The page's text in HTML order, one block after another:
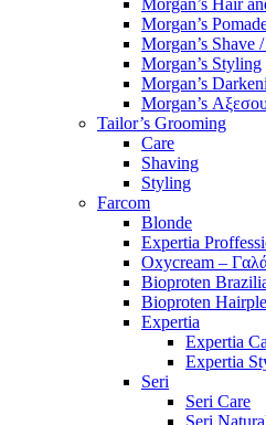
Morgan’s
Morgan’s Shave
Morgan’s Styling
Morgan’s
Morgan’s
Tailor’s Grooming
Care
Shaving
Styling
Farcom
Blonde
Expertia
Oxycream –
Bioproten
Bioproten
Expertia
Expertia
Expertia
Seri
Seri Care
Seri